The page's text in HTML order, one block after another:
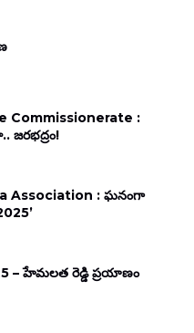
Commissionerate :
జరభద్రం!
Association : ఘనంగా
– హేమలత రెడ్డి ప్రయాణం